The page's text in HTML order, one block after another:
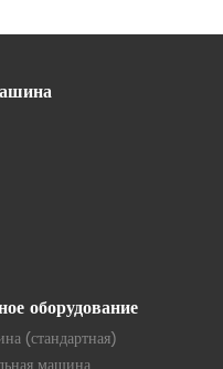
оборудование
(стандартная)
машина